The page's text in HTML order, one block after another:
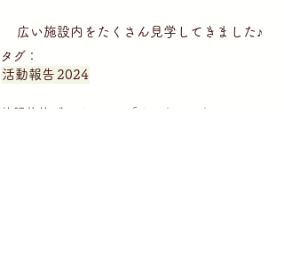
広い施設内をたくさん見学してきました♪
タグ：
活動報告 2024
放課後等デイサービス「よっちゃんち」